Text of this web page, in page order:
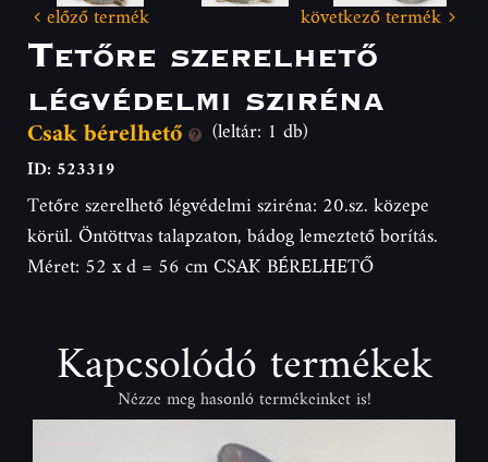
előző termék következő termék
Tetőre szerelhető
légvédelmi sziréna
Csak bérelhető (leltár: 1 db)
ID: 523319
Tetőre szerelhető légvédelmi sziréna: 20.sz. közepe
körül. Öntöttvas talapzaton, bádog lemeztető borítás.
Méret: 52 x d = 56 cm CSAK BÉRELHETŐ
Kapcsolódó termékek
Nézze meg hasonló termékeinket is!